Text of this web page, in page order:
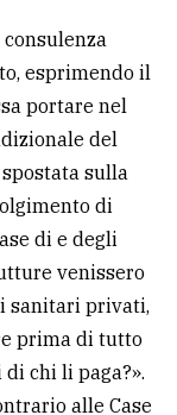
consulenza
esprimendo il
portare nel
del
sulla
di
di e degli
venissero
sanitari privati,
prima di tutto
chi li paga?».
alle Case